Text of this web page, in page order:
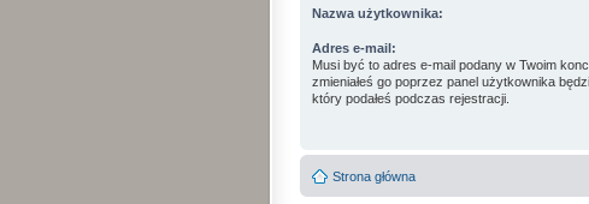
Nazwa użytkownika:
Adres e-mail:
Musi być to adres e-mail podany w Twoim
zmieniałeś go poprzez panel użytkownika
który podałeś podczas rejestracji.
Strona główna